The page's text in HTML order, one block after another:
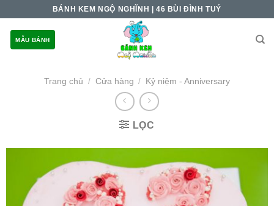
content
BÁNH KEM NGỘ NGHĨNH | 46 BÙI ĐÌNH TUÝ
MẪU BÁNH
Trang chủ / Cửa hàng / Kỷ niệm - Anniversary
LỌC